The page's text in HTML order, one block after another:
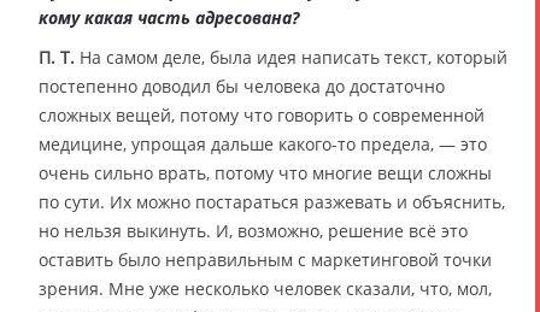
кому какая часть адресована?
П. Т. На самом деле, была идея написать текст, который
постепенно доводил бы человека до достаточно
сложных вещей, потому что говорить о современной
медицине, упрощая дальше какого-то предела, — это
очень сильно врать, потому что многие вещи сложны
по сути. Их можно постараться разжевать и объяснить,
но нельзя выкинуть. И, возможно, решение всё это
оставить было неправильным с маркетинговой точки
зрения. Мне уже несколько человек сказали, что, мол,